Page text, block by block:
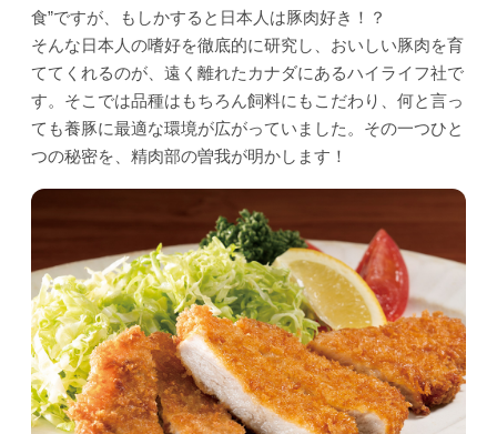
食”ですが、もしかすると日本人は豚肉好き！？
そんな日本人の嗜好を徹底的に研究し、おいしい豚肉を育
ててくれるのが、遠く離れたカナダにあるハイライフ社で
す。そこでは品種はもちろん飼料にもこだわり、何と言っ
ても養豚に最適な環境が広がっていました。その一つひと
つの秘密を、精肉部の曽我が明かします！